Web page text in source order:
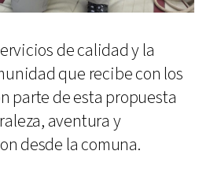
de calidad y la
que recibe con los
parte de esta propuesta
aventura y
desde la comuna.